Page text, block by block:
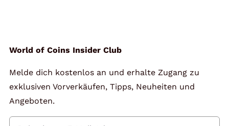
World of Coins Insider Club
Melde dich kostenlos an und erhalte Zugang zu
exklusiven Vorverkäufen, Tipps, Neuheiten und
Angeboten.